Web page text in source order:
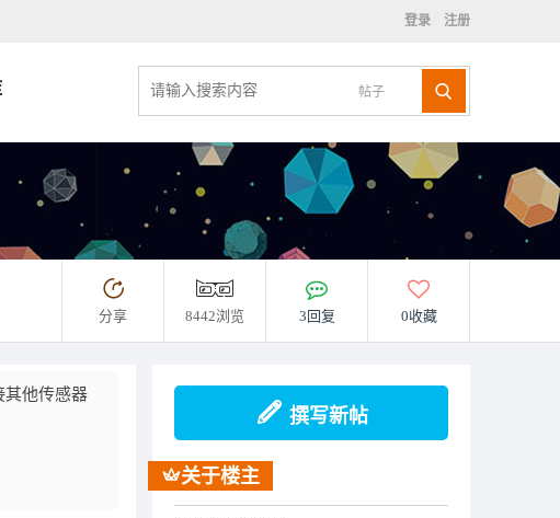
登录 注册
帖子
分享 8442浏览 3回复 0收藏
其他传感器
撰写新帖
关于楼主